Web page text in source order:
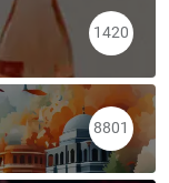
1420
8801